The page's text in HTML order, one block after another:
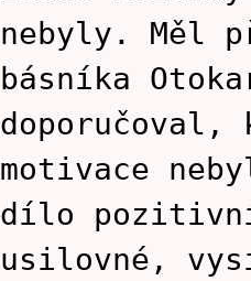
nebyly. Měl
básníka
doporučoval,
motivace
dílo
usilovné,